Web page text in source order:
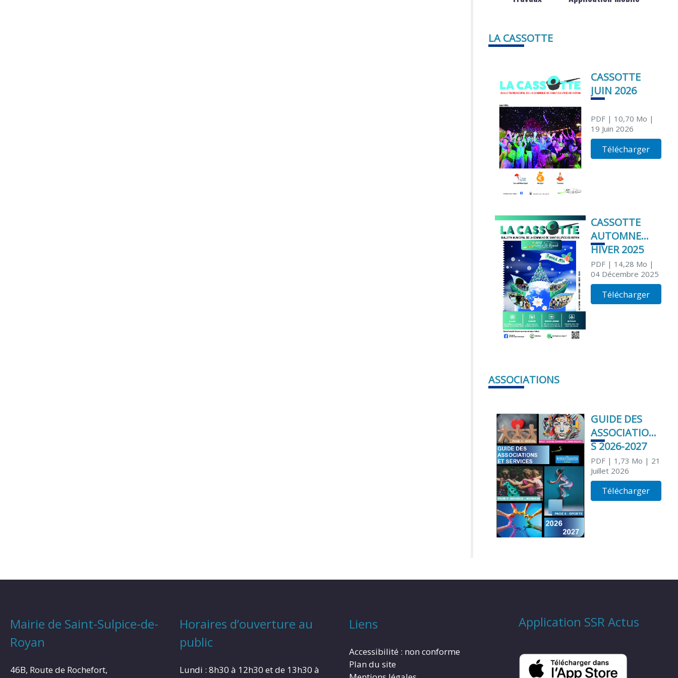
LA CASSOTTE
CASSOTTE
JUIN 2026
PDF| 10,70 Mo |
19 Juin 2026
Télécharger
CASSOTTE
AUTOMNE
HIVER 2025
PDF| 14,28 Mo |
04 Décembre 2025
Télécharger
ASSOCIATIONS
GUIDE DES
ASSOCIATION
S 2026-2027
PDF| 1,73 Mo | 21
Juillet 2026
Télécharger
Mairie de Saint-Sulpice-de-
Royan
46B, Route de Rochefort,
Horaires d’ouverture au
public
Lundi : 8h30 à 12h30 et de 13h30 à
Liens
Accessibilité : non conforme
Plan du site
Application SSR Actus